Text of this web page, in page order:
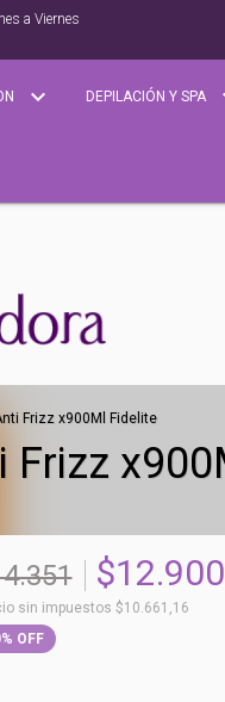
a Viernes
DEPILACIÓN Y SPA
Frizz x900Ml Fidelite
Frizz
$12.900
sin impuestos $10.661,16
% OFF